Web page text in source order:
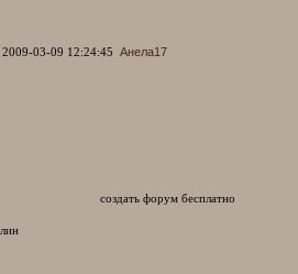
2009-03-09 12:24:45 Анела17
создать форум бесплатно